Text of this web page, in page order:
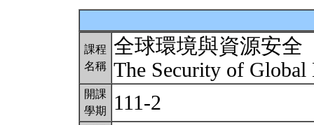
課程
名稱
全球環境與資源安全
The Security of Global
開課
學期
111-2